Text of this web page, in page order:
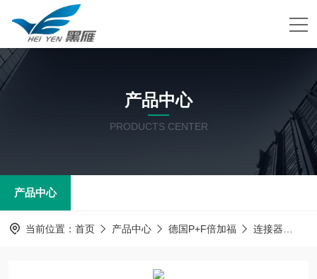
产品中心
PRODUCTS CENTER
产品中心
当前位置： 首页 产品中心 德国P+F倍加福 连接器